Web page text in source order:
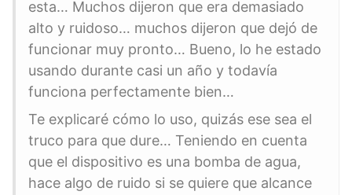
esta… Muchos dijeron que era demasiado
alto y ruidoso… muchos dijeron que dejó de
funcionar muy pronto… Bueno, lo he estado
usando durante casi un año y todavía
funciona perfectamente bien…
Te explicaré cómo lo uso, quizás ese sea el
truco para que dure… Teniendo en cuenta
que el dispositivo es una bomba de agua,
hace algo de ruido si se quiere que alcance